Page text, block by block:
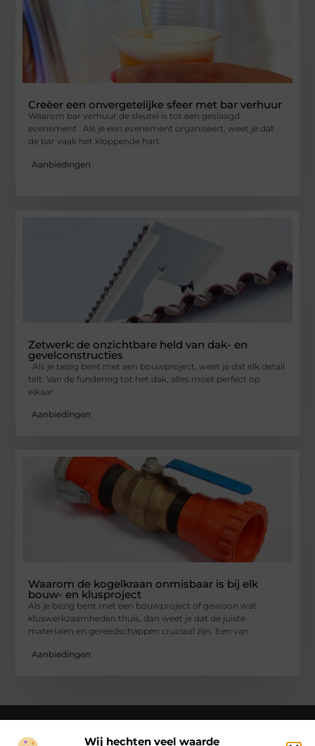
Wij hechten veel waarde
Creëer een onvergetelijke sfeer met bar verhuur
Waarom bar verhuur de sleutel is tot een geslaagd
evenement Als je een evenement organiseert, weet je dat
de bar vaak het kloppende hart
Aanbiedingen
Zetwerk: de onzichtbare held van dak- en
gevelconstructies
Als je bezig bent met een bouwproject, weet je dat elk detail
telt. Van de fundering tot het dak, alles moet perfect op
elkaar
Aanbiedingen
Waarom de kogelkraan onmisbaar is bij elk
bouw- en klusproject
Als je bezig bent met een bouwproject of gewoon wat
kluswerkzaamheden thuis, dan weet je dat de juiste
materialen en gereedschappen cruciaal zijn. Een van
Aanbiedingen